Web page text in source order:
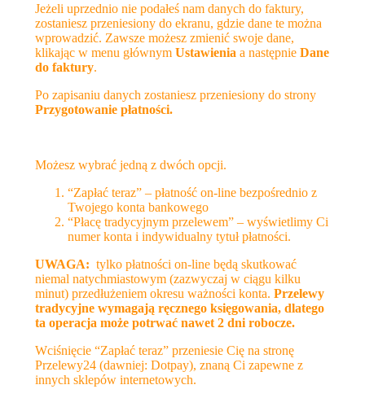
Jeżeli uprzednio nie podałeś nam danych do faktury,
zostaniesz przeniesiony do ekranu, gdzie dane te można
wprowadzić. Zawsze możesz zmienić swoje dane,
klikając w menu głównym Ustawienia a następnie Dane
do faktury.
Po zapisaniu danych zostaniesz przeniesiony do strony
Przygotowanie płatności.
Możesz wybrać jedną z dwóch opcji.
“Zapłać teraz” – płatność on-line bezpośrednio z
Twojego konta bankowego
“Płacę tradycyjnym przelewem” – wyświetlimy Ci
numer konta i indywidualny tytuł płatności.
UWAGA: tylko płatności on-line będą skutkować
niemal natychmiastowym (zazwyczaj w ciągu kilku
minut) przedłużeniem okresu ważności konta. Przelewy
tradycyjne wymagają ręcznego księgowania, dlatego
ta operacja może potrwać nawet 2 dni robocze.
Wciśnięcie “Zapłać teraz” przeniesie Cię na stronę
Przelewy24 (dawniej: Dotpay), znaną Ci zapewne z
innych sklepów internetowych.